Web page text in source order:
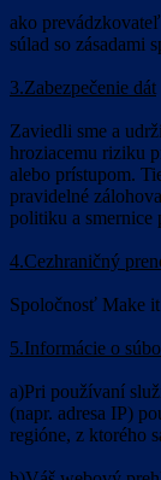
ako
súlad so zásadami
3.Zabezpečenie dát
Zaviedli sme a
hroziacemu riziku
alebo prístupom.
pravidelné
politiku a smernice
4.Cezhraničný
Spoločnosť Make
5.Informácie o
a)Pri používaní
(napr. adresa IP)
regióne, z ktorého